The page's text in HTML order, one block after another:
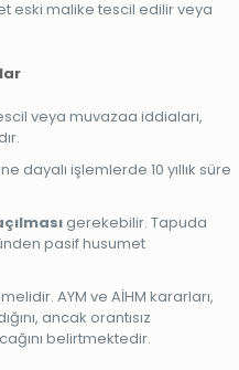
eski malike tescil edilir veya
veya muvazaa iddiaları,
dayalı işlemlerde 10 yıllık süre
gerekebilir. Tapuda
pasif husumet
AYM ve AİHM kararları,
ancak orantısız
belirtmektedir.